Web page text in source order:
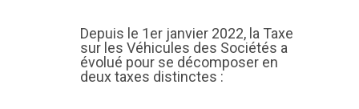
Depuis le 1er janvier 2022, la Taxe
sur les Véhicules des Sociétés a
évolué pour se décomposer en
deux taxes distinctes :